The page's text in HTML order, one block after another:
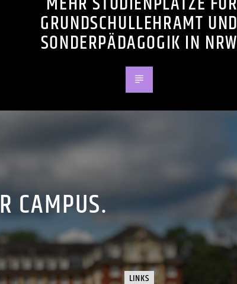
GRUNDSCHULLEHRAMT UND
SONDERPÄDAGOGIK IN NRW
CAMPUS.
LINKS